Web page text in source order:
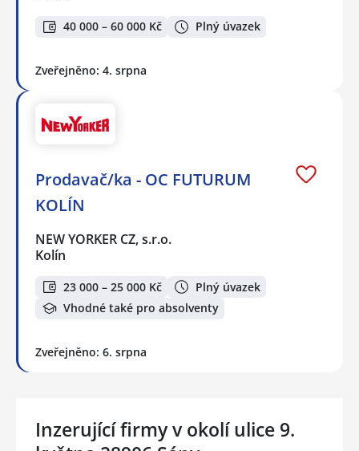
40 000 – 60 000 Kč Plný úvazek
Zveřejněno: 4. srpna
Prodavač/ka - OC FUTURUM
KOLÍN
NEW YORKER CZ, s.r.o.
Kolín
23 000 – 25 000 Kč
Plný úvazek
Vhodné také pro absolventy
Zveřejněno: 6. srpna
Inzerující firmy v okolí ulice 9.